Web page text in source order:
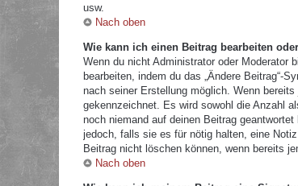
usw.
Nach oben
Wie kann ich einen Beitrag bearbeiten
Wenn du nicht Administrator oder Moderator
bearbeiten, indem du das „Ändere Beitrag“-
nach seiner Erstellung möglich. Wenn
gekennzeichnet. Es wird sowohl die Anzahl
noch niemand auf deinen Beitrag
jedoch, falls sie es für nötig halten, eine
Beitrag nicht löschen können, wenn bereits
Nach oben